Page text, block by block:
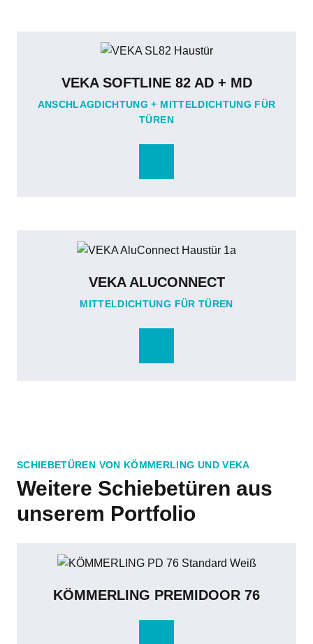
VEKA SOFTLINE 82 AD + MD
ANSCHLAGDICHTUNG + MITTELDICHTUNG FÜR
TÜREN
VEKA ALUCONNECT
MITTELDICHTUNG FÜR TÜREN
SCHIEBETÜREN VON KÖMMERLING UND VEKA
Weitere Schiebetüren aus
unserem Portfolio
KÖMMERLING PREMIDOOR 76